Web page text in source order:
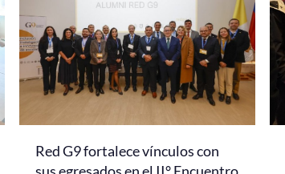
Red G9 fortalece vínculos con
sus egresados en el II° Encuentro